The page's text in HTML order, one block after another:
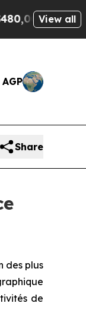
After Being
View all
Share
des plus
de